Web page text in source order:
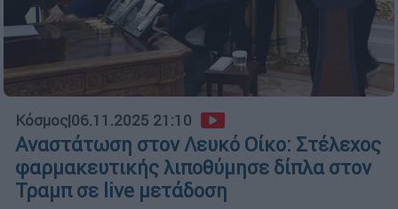
Κόσμος|06.11.2025 21:10
Αναστάτωση στον Λευκό Οίκο: Στέλεχος
φαρμακευτικής λιποθύμησε δίπλα στον
Τραμπ σε live μετάδοση